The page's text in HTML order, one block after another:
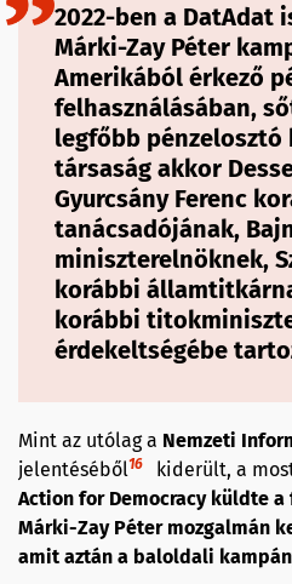
2022-ben a DatAdat
Márki-Zay Péter
Amerikából érkező
felhasználásában,
legfőbb pénzelosztó
társaság akkor
Gyurcsány Ferenc
tanácsadójának,
miniszterelnöknek,
korábbi
korábbi
érdekeltségébe
Mint az utólag a Nemzeti
jelentéséből16
kiderült, a
Action for Democracy küldte
Márki-Zay Péter mozgalmán
amit aztán a baloldali